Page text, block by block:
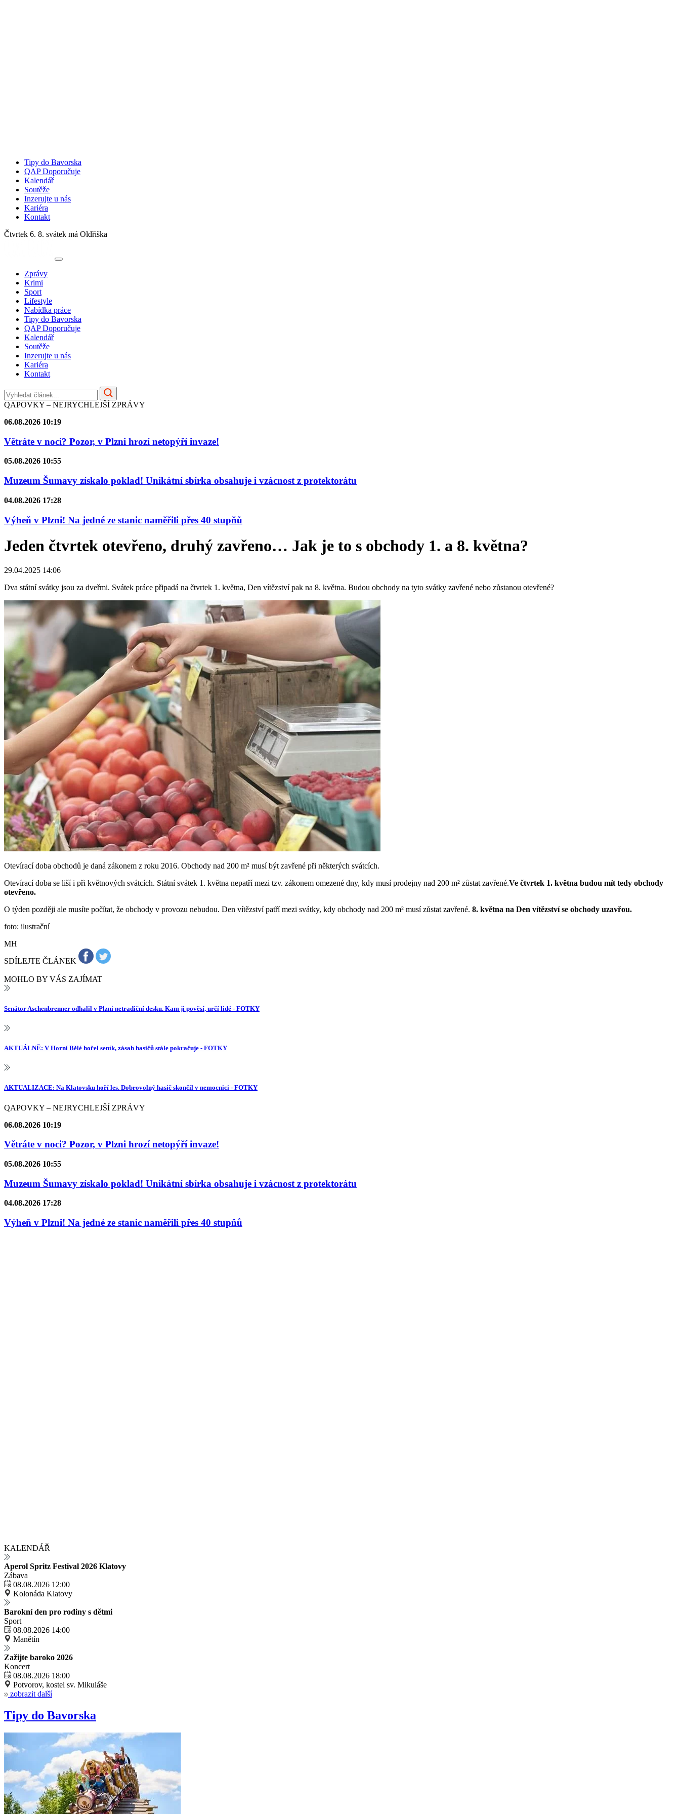
Tipy do Bavorska
QAP Doporučuje
Kalendář
Soutěže
Inzerujte u nás
Kariéra
Kontakt
Čtvrtek 6. 8. svátek má Oldřiška
Zprávy
Krimi
Sport
Lifestyle
Nabídka práce
Tipy do Bavorska
QAP Doporučuje
Kalendář
Soutěže
Inzerujte u nás
Kariéra
Kontakt
QAPOVKY – NEJRYCHLEJŠÍ ZPRÁVY
06.08.2026 10:19
Větráte v noci? Pozor, v Plzni hrozí netopýří invaze!
05.08.2026 10:55
Muzeum Šumavy získalo poklad! Unikátní sbírka obsahuje i vzácnost z protektorátu
04.08.2026 17:28
Výheň v Plzni! Na jedné ze stanic naměřili přes 40 stupňů
Jeden čtvrtek otevřeno, druhý zavřeno… Jak je to s obchody 1. a 8. května?
29.04.2025 14:06
Dva státní svátky jsou za dveřmi. Svátek práce připadá na čtvrtek 1. května, Den vítězství pak na 8. května. Budou obchody na tyto svátky zavřené nebo zůstanou otevřené?
Otevírací doba obchodů je daná zákonem z roku 2016. Obchody nad 200 m² musí být zavřené při některých svátcích.
Otevírací doba se liší i při květnových svátcích. Státní svátek 1. května nepatří mezi tzv. zákonem omezené dny, kdy musí prodejny nad 200 m² zůstat zavřené.Ve čtvrtek 1. května budou mít tedy obchody
otevřeno.
O týden později ale musíte počítat, že obchody v provozu nebudou. Den vítězství patří mezi svátky, kdy obchody nad 200 m² musí zůstat zavřené. 8. května na Den vítězství se obchody uzavřou.
foto: ilustrační
MH
SDÍLEJTE ČLÁNEK
MOHLO BY VÁS ZAJÍMAT
Senátor Aschenbrenner odhalil v Plzni netradiční desku. Kam ji pověsí, určí lidé - FOTKY
AKTUÁLNĚ: V Horní Bělé hořel seník, zásah hasičů stále pokračuje - FOTKY
AKTUALIZACE: Na Klatovsku hoří les. Dobrovolný hasič skončil v nemocnici - FOTKY
QAPOVKY – NEJRYCHLEJŠÍ ZPRÁVY
06.08.2026 10:19
Větráte v noci? Pozor, v Plzni hrozí netopýří invaze!
05.08.2026 10:55
Muzeum Šumavy získalo poklad! Unikátní sbírka obsahuje i vzácnost z protektorátu
04.08.2026 17:28
Výheň v Plzni! Na jedné ze stanic naměřili přes 40 stupňů
KALENDÁŘ
Aperol Spritz Festival 2026 Klatovy
Zábava
08.08.2026 12:00
Kolonáda Klatovy
Barokní den pro rodiny s dětmi
Sport
08.08.2026 14:00
Manětín
Zažijte baroko 2026
Koncert
08.08.2026 18:00
Potvorov, kostel sv. Mikuláše
zobrazit další
Tipy do Bavorska